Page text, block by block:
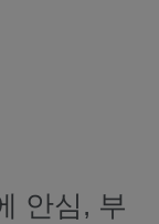
안심, 부